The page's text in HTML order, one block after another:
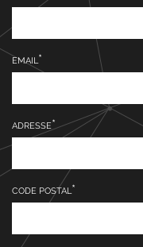
EMAIL
ADRESSE
CODE POSTAL